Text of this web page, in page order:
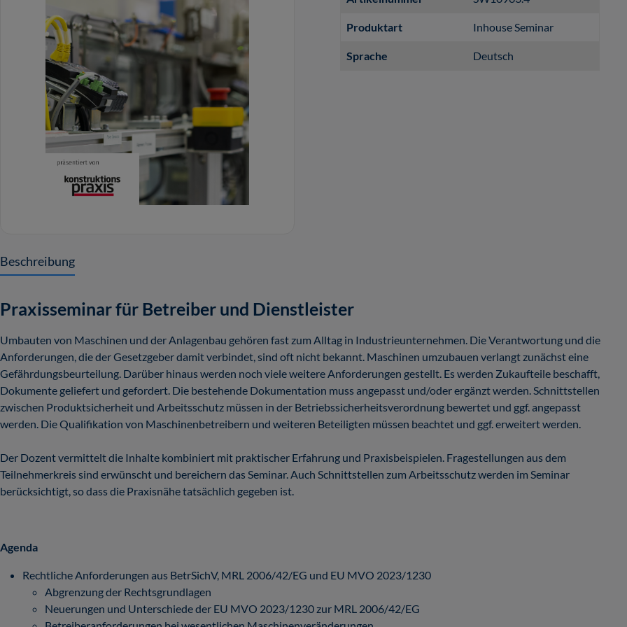
Produktart Inhouse Seminar
Sprache Deutsch
Beschreibung
Praxisseminar für Betreiber und Dienstleister
Umbauten von Maschinen und der Anlagenbau gehören fast zum Alltag in Industrieunternehmen. Die Verantwortung und die
Anforderungen, die der Gesetzgeber damit verbindet, sind oft nicht bekannt. Maschinen umzubauen verlangt zunächst eine
Gefährdungsbeurteilung. Darüber hinaus werden noch viele weitere Anforderungen gestellt. Es werden Zukaufteile beschafft,
Dokumente geliefert und gefordert. Die bestehende Dokumentation muss angepasst und/oder ergänzt werden. Schnittstellen
zwischen Produktsicherheit und Arbeitsschutz müssen in der Betriebssicherheitsverordnung bewertet und ggf. angepasst
werden. Die Qualifikation von Maschinenbetreibern und weiteren Beteiligten müssen beachtet und ggf. erweitert werden.
Der Dozent vermittelt die Inhalte kombiniert mit praktischer Erfahrung und Praxisbeispielen. Fragestellungen aus dem
Teilnehmerkreis sind erwünscht und bereichern das Seminar. Auch Schnittstellen zum Arbeitsschutz werden im Seminar
berücksichtigt, so dass die Praxisnähe tatsächlich gegeben ist.
Agenda
Rechtliche Anforderungen aus BetrSichV, MRL 2006/42/EG und EU MVO 2023/1230
Abgrenzung der Rechtsgrundlagen
Neuerungen und Unterschiede der EU MVO 2023/1230 zur MRL 2006/42/EG